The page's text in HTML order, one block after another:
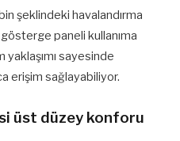
şeklindeki havalandırma
gösterge paneli kullanıma
yaklaşımı sayesinde
erişim sağlayabiliyor.
üst düzey konforu